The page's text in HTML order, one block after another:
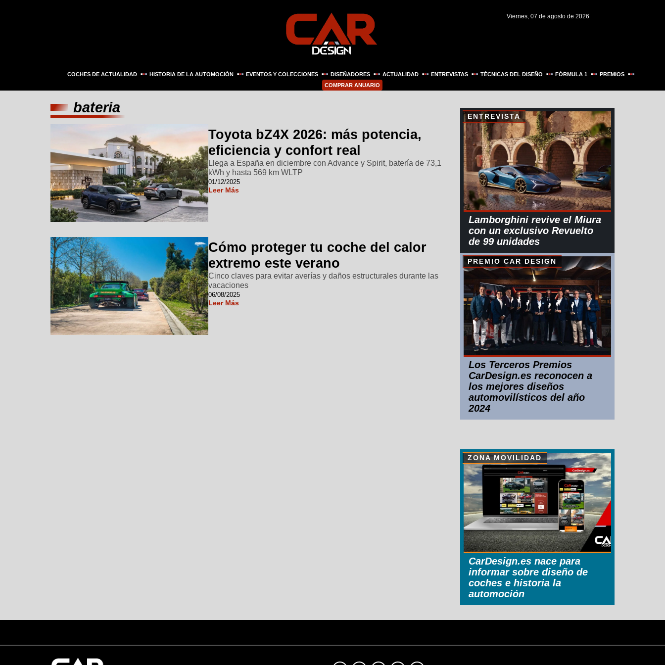
Viernes, 07 de agosto de 2026
COCHES DE ACTUALIDAD HISTORIA DE LA AUTOMOCIÓN EVENTOS Y COLECCIONES DISEÑADORES ACTUALIDAD ENTREVISTAS TÉCNICAS DEL DISEÑO FÓRMULA 1
PREMIOS
COMPRAR ANUARIO
bateria
Toyota bZ4X 2026: más potencia,
eficiencia y confort real
Llega a España en diciembre con Advance y Spirit, batería de 73,1
kWh y hasta 569 km WLTP
01/12/2025
Leer Más
Cómo proteger tu coche del calor
extremo este verano
Cinco claves para evitar averías y daños estructurales durante las
vacaciones
06/08/2025
Leer Más
ENTREVISTA
Lamborghini revive el Miura
con un exclusivo Revuelto
de 99 unidades
PREMIO CAR DESIGN
Los Terceros Premios
CarDesign.es reconocen a
los mejores diseños
automovilísticos del año
2024
ZONA MOVILIDAD
CarDesign.es nace para
informar sobre diseño de
coches e historia la
automoción